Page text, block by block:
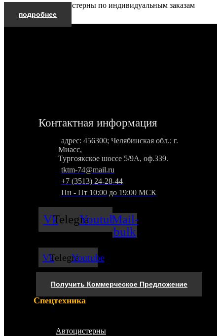
Производим автоцистерны по индивидуальным заказам
подробнее
Контактная информация
адрес: 456300; Челябинская обл.; г.
Миасс,
Тургоякское шоссе 5/9А, оф.339.
tktm-74@mail.ru
+7 (3513) 24-28-44
Пн - Пт 10:00 до 19:00 МСК
VkTelegramYoutubeMail-
bulk
VkTelegramYoutube
Получить Коммерческое Предложение
Спецтехника
Автоцистерны